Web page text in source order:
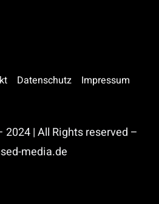
Datenschutz Impressum
| All Rights reserved –
media.de